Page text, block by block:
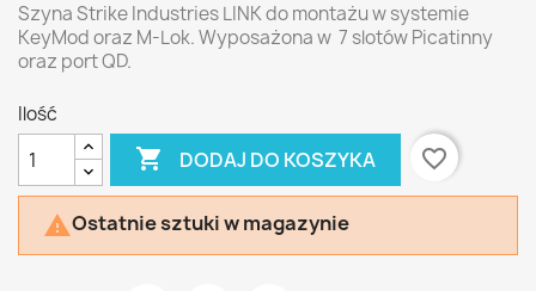
Szyna Strike Industries LINK do montażu w systemie
KeyMod oraz M-Lok. Wyposażona w 7 slotów Picatinny
oraz port QD.
Ilość
 DODAJ DO KOSZYKA favorite_border
Ostatnie sztuki w magazynie